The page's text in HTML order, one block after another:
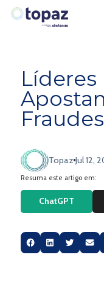
Fraudes
Topaz Jul 12,
Resuma este artigo em:
ChatGPT